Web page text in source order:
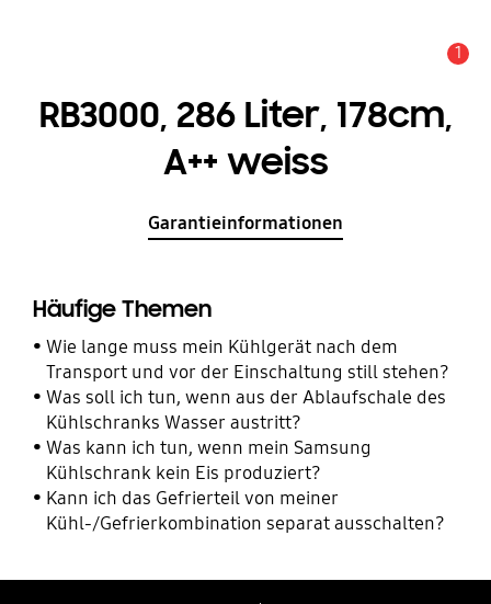
1
RB3000, 286 Liter, 178cm,
A++ weiss
Garantieinformationen
Häufige Themen
Wie lange muss mein Kühlgerät nach dem
Transport und vor der Einschaltung still stehen?
Was soll ich tun, wenn aus der Ablaufschale des
Kühlschranks Wasser austritt?
Was kann ich tun, wenn mein Samsung
Kühlschrank kein Eis produziert?
Kann ich das Gefrierteil von meiner
Kühl-/Gefrierkombination separat ausschalten?